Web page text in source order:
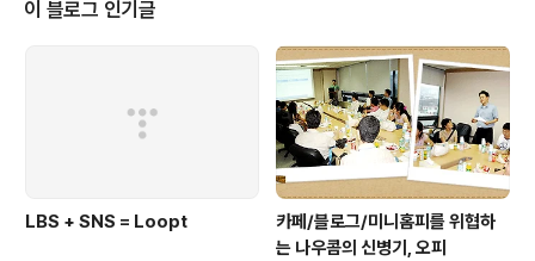
네이버 전체 매출의 약 6%로 2007년 연간 570억 정도의 매출..
이 블로그 인기글
LBS + SNS = Loopt
카페/블로그/미니홈피를 위협하
는 나우콤의 신병기, 오피